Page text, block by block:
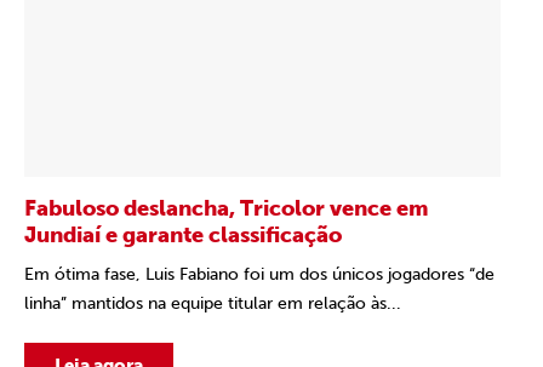
Fabuloso deslancha, Tricolor vence em
Jundiaí e garante classificação
Em ótima fase, Luis Fabiano foi um dos únicos jogadores “de
linha” mantidos na equipe titular em relação às...